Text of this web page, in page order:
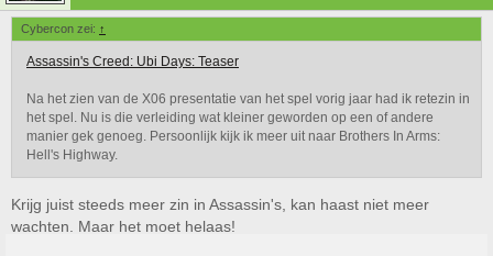
Cybercon zei: ↑
Assassin's Creed: Ubi Days: Teaser
Na het zien van de X06 presentatie van het spel vorig jaar had ik retezin in
het spel. Nu is die verleiding wat kleiner geworden op een of andere
manier gek genoeg. Persoonlijk kijk ik meer uit naar Brothers In Arms:
Hell's Highway.
Krijg juist steeds meer zin in Assassin's, kan haast niet meer
wachten. Maar het moet helaas!